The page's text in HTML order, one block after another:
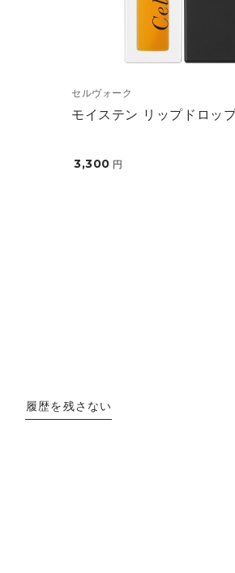
セルヴォーク
モイステン リップドロッ
3,300 円
履歴を残さない